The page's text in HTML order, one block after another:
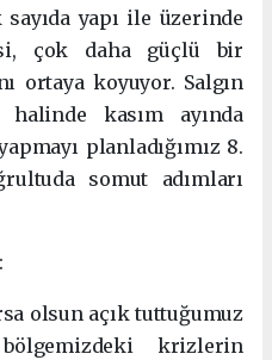
yapı ile üzerinde
çok daha güçlü bir
ortaya koyuyor. Salgın
kasım ayında
planladığımız 8.
somut adımları
olsun açık tuttuğumuz
krizlerin